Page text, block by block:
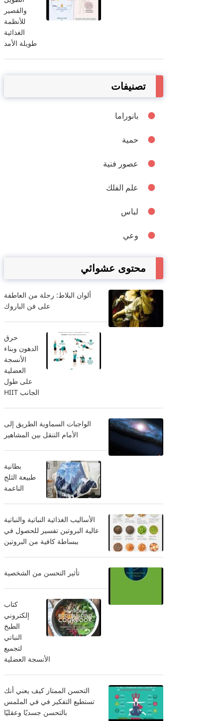
والقصير
للأنظمة
الغذائية
طويلة الأمد
تصنيفات
بانوراما
حمية
عصور فنية
علم الفلك
لباس
وعي
محتوى عشوائي
ألوان البلاط: رحلة من العاطفة
على فن الباروك
حرق
الدهون وبناء
الأنسجة
العضلية
على طول
الجانب HIIT
الواجبات السماوية الطريق إلى
الأمام التنقل بين المشاهير
بطانية
طبيعة الثلج
الناعمة
الأساليب الغذائية النباتية والنباتية
عالية البروتين تفسير للحصول في
ببساطة كافية من البروتين
تأثير التحسن من الشخصية
كتاب
إلكتروني
الطبخ
النباتي
لتجميع
الأنسجة العضلية
التحسن الممتاز كيف يعني أنك
تستطيع التفكير في في الملمس
بالتحسن جسديًا وعقليًا